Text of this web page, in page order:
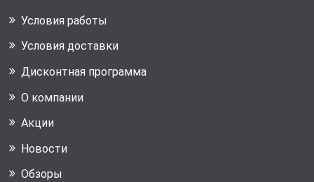
Условия работы
Условия доставки
Дисконтная программа
О компании
Акции
Новости
Обзоры